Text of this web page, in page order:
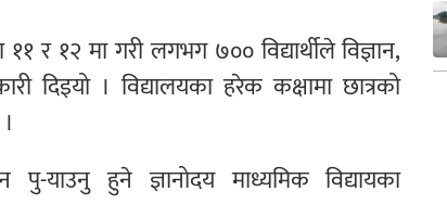
र १२ मा गरी लगभग ७०० विद्यार्थीले विज्ञान,
दिइयो । विद्यालयका हरेक कक्षामा छात्रको
पु-याउनु हुने ज्ञानोदय माध्यमिक विद्यायका